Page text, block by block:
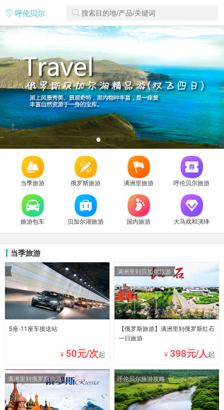
呼伦贝尔
当季旅游 俄罗斯旅游 满洲里旅游 呼伦贝尔旅游
旅游包车 贝加尔湖旅游 国内旅游 大马戏和演绎
当季旅游
5座-11座车接送站
¥ 50元/次起
满洲里到贝加尔旅游
【俄罗斯旅游】满洲里到俄罗斯红石
一日旅游
¥ 398元/人起
满洲里到俄罗斯旅游 呼伦贝尔旅游攻略